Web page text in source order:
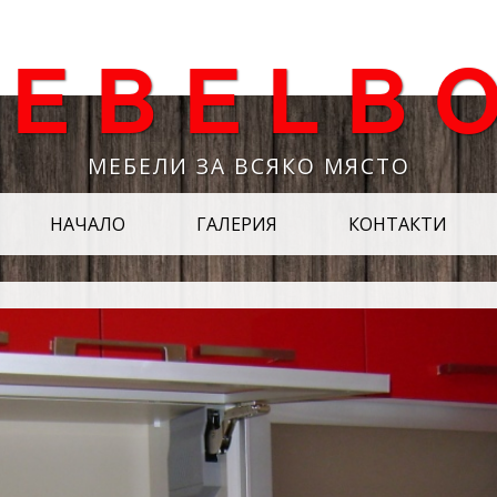
B E L B
МЕБЕЛИ ЗА ВСЯКО МЯСТО
НАЧАЛО ГАЛЕРИЯ КОНТАКТИ